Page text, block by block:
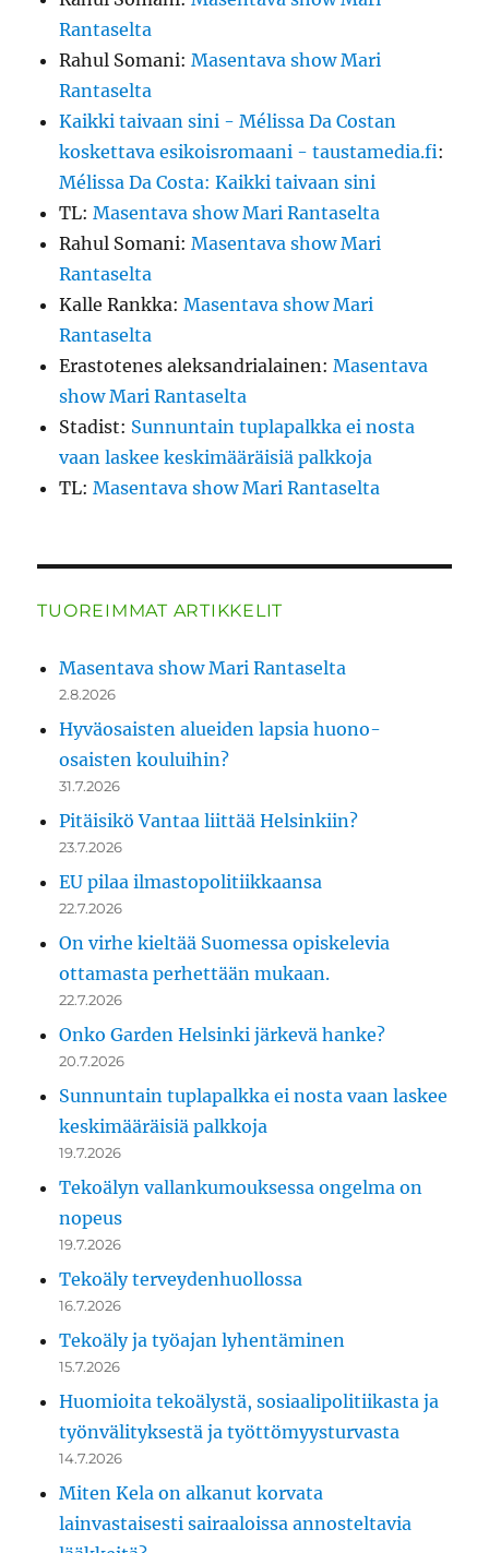
Rantaselta
Rahul Somani:Masentava show Mari
Rantaselta
Kaikki taivaan sini - Mélissa Da Costan
koskettava esikoisromaani - taustamedia.fi:
Mélissa Da Costa: Kaikki taivaan sini
TL:Masentava show Mari Rantaselta
Rahul Somani:Masentava show Mari
Rantaselta
Kalle Rankka:Masentava show Mari
Rantaselta
Erastotenes aleksandrialainen:Masentava
show Mari Rantaselta
Stadist: Sunnuntain tuplapalkka ei nosta
vaan laskee keskimääräisiä palkkoja
TL:Masentava show Mari Rantaselta
TUOREIMMAT ARTIKKELIT
Masentava show Mari Rantaselta
2.8.2026
Hyväosaisten alueiden lapsia huono-
osaisten kouluihin?
31.7.2026
Pitäisikö Vantaa liittää Helsinkiin?
23.7.2026
EU pilaa ilmastopolitiikkaansa
22.7.2026
On virhe kieltää Suomessa opiskelevia
ottamasta perhettään mukaan.
22.7.2026
Onko Garden Helsinki järkevä hanke?
20.7.2026
Sunnuntain tuplapalkka ei nosta vaan laskee
keskimääräisiä palkkoja
19.7.2026
Tekoälyn vallankumouksessa ongelma on
nopeus
19.7.2026
Tekoäly terveydenhuollossa
16.7.2026
Tekoäly ja työajan lyhentäminen
15.7.2026
Huomioita tekoälystä, sosiaalipolitiikasta ja
työnvälityksestä ja työttömyysturvasta
14.7.2026
Miten Kela on alkanut korvata
lainvastaisesti sairaaloissa annosteltavia